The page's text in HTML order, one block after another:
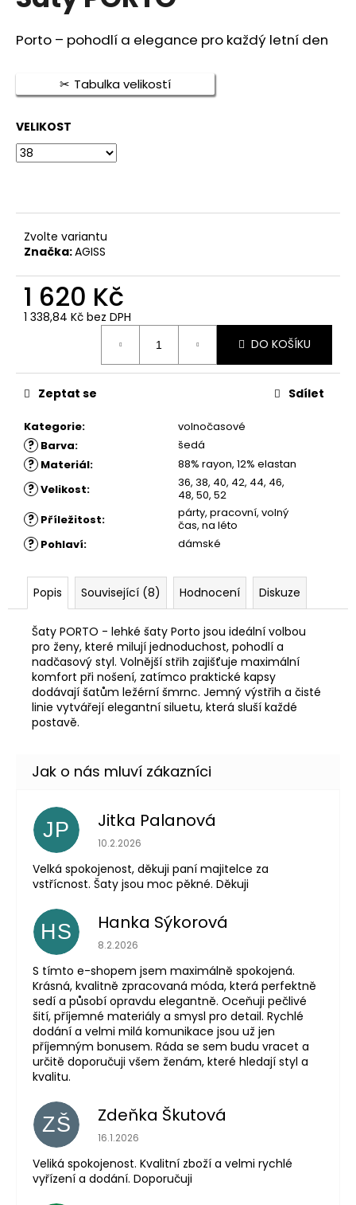
z
5Porto – pohodlí a elegance pro každý letní den
Tabulka velikostí
VELIKOST
Zvolte variantu
Značka:AGISS
1 620 Kč
1 338,84 Kč bez DPH
DO KOŠÍKU
Kategorie: volnočasové
? Barva: šedá
? Materiál: 88% rayon, 12% elastan
? Velikost:
36, 38, 40, 42, 44, 46,
48, 50, 52
? Příležitost:
párty, pracovní, volný
čas, na léto
? Pohlaví: dámské
Zeptat se Sdílet
Popis Související (8) Hodnocení Diskuze
Šaty PORTO - lehké šaty Porto jsou ideální volbou
pro ženy, které milují jednoduchost, pohodlí a
nadčasový styl. Volnější střih zajišťuje maximální
komfort při nošení, zatímco praktické kapsy
dodávají šatům ležérní šmrnc. Jemný výstřih a čisté
linie vytvářejí elegantní siluetu, která sluší každé
postavě.
JP Jitka Palanová
Hodnocení obchodu je 5 z 5 hvězdiček.
10.2.2026
Velká spokojenost, děkuji paní majitelce za
vstřícnost. Šaty jsou moc pěkné. Děkuji
HS Hanka Sýkorová
Hodnocení obchodu je 5 z 5 hvězdiček.
8.2.2026
S tímto e-shopem jsem maximálně spokojená.
Krásná, kvalitně zpracovaná móda, která perfektně
sedí a působí opravdu elegantně. Oceňuji pečlivé
šití, příjemné materiály a smysl pro detail. Rychlé
dodání a velmi milá komunikace jsou už jen
příjemným bonusem. Ráda se sem budu vracet a
určitě doporučuji všem ženám, které hledají styl a
kvalitu.
ZŠ Zdeňka Škutová
Hodnocení obchodu je 5 z 5 hvězdiček.
16.1.2026
Veliká spokojenost. Kvalitní zboží a velmi rychlé
vyřízení a dodání. Doporučuji
j
?
D
o
p
o
u
m
e
ŠATY
880
Kč